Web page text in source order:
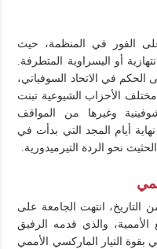
الفور في المنظمة، حيث
أو اليسراوية المتطرفة.
الحكم في الاتحاد السوفياتي،
الأحزاب الشيوعية تبنت
وغيرها من المواقف
أيام المجد التي بدأت في
نحو الردة التيرميدورية.
انتهت الجامعة على
والذي قدمه الرفيق
التيار الماركسي الأممي